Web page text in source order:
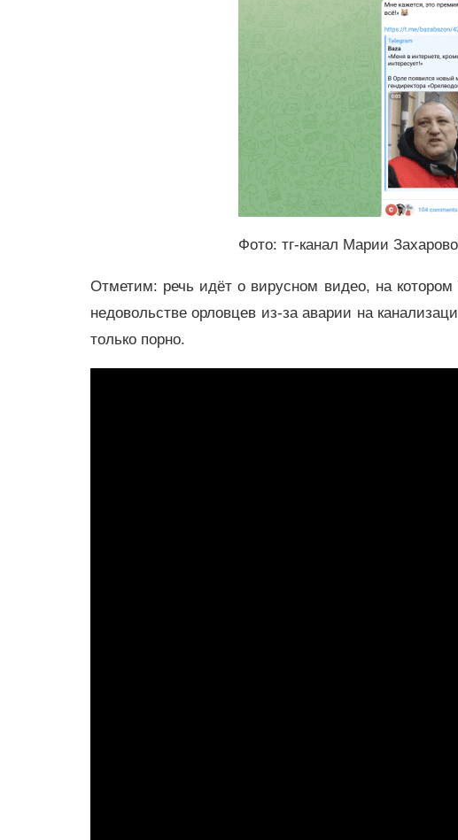
Фото: тг-канал Марии
Отметим: речь идёт о вирусном видео, на
недовольстве орловцев из-за аварии на
только порно.